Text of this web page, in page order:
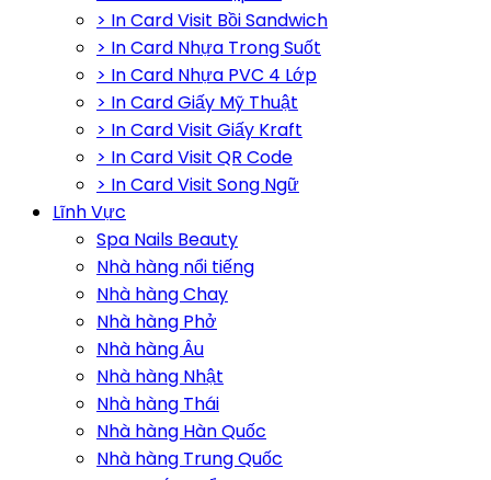
> In Card Visit Bồi Sandwich
> In Card Nhựa Trong Suốt
> In Card Nhựa PVC 4 Lớp
> In Card Giấy Mỹ Thuật
> In Card Visit Giấy Kraft
> In Card Visit QR Code
> In Card Visit Song Ngữ
Lĩnh Vực
Spa Nails Beauty
Nhà hàng nổi tiếng
Nhà hàng Chay
Nhà hàng Phở
Nhà hàng Âu
Nhà hàng Nhật
Nhà hàng Thái
Nhà hàng Hàn Quốc
Nhà hàng Trung Quốc